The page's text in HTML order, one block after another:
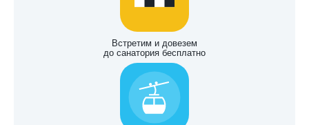
Встретим и довезем
до санатория бесплатно